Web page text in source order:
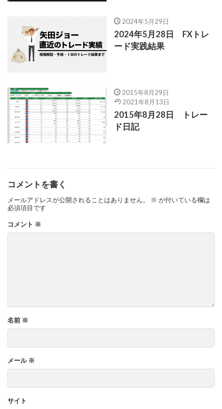
2024年5月29日
2024年5月28日 FXトレ
ード実践結果
2015年8月29日
2021年8月13日
2015年8月28日 トレー
ド日記
コメントを書く
メールアドレスが公開されることはありません。 ※ が付いている欄は
必須項目です
コメント ※
名前 ※
メール ※
サイト